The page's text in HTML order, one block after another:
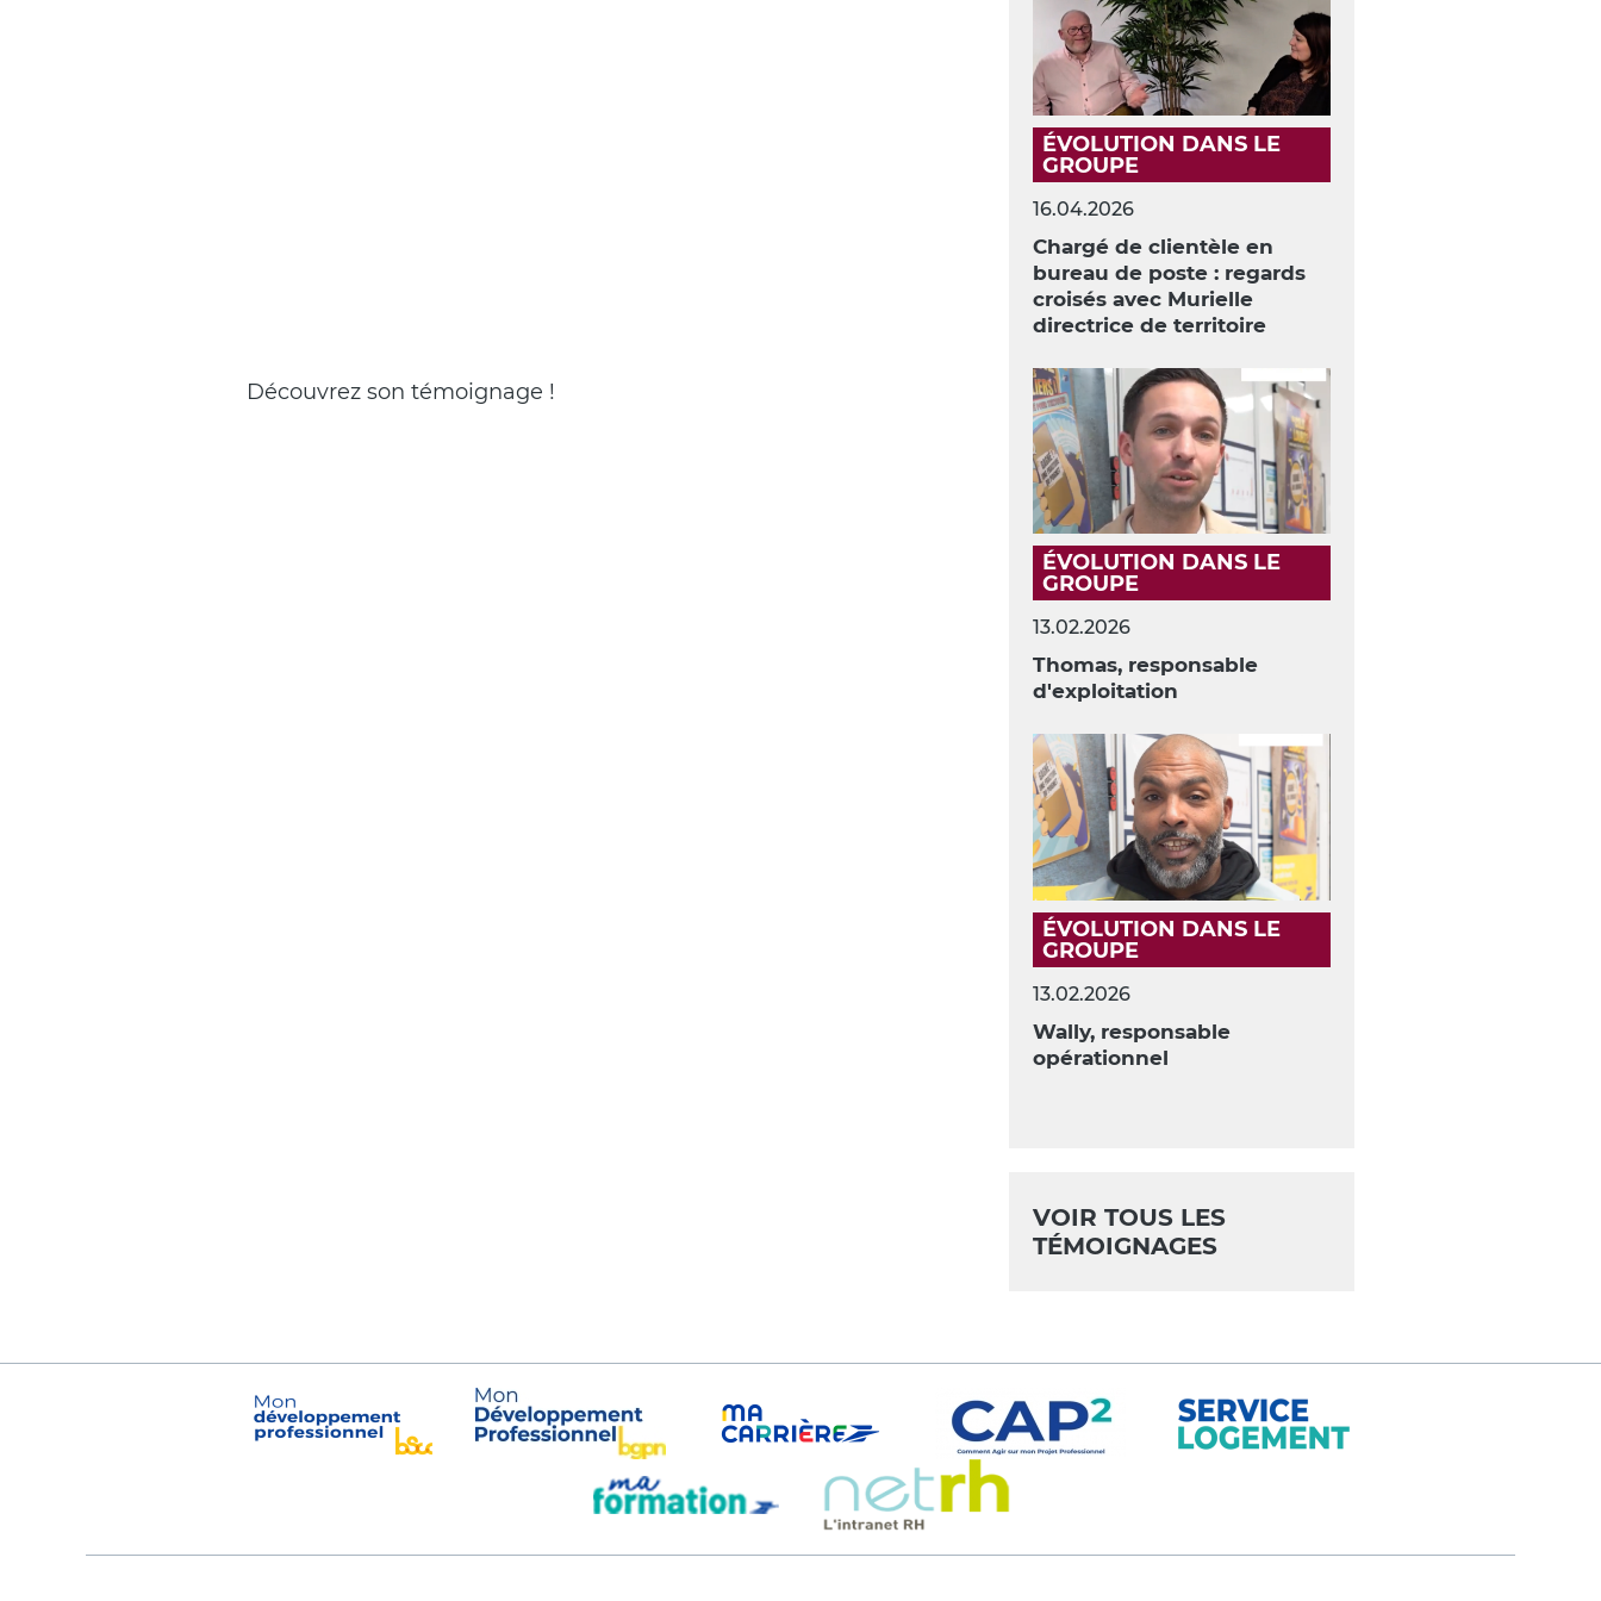
Chapeau
Découvrez son témoignage !
ÉVOLUTION DANS LE
GROUPE
16.04.2026
Chargé de clientèle en
bureau de poste : regards
croisés avec Murielle
directrice de territoire
ÉVOLUTION DANS LE
GROUPE
13.02.2026
Thomas, responsable
d'exploitation
ÉVOLUTION DANS LE
GROUPE
13.02.2026
Wally, responsable
opérationnel
VOIR TOUS LES
TÉMOIGNAGES